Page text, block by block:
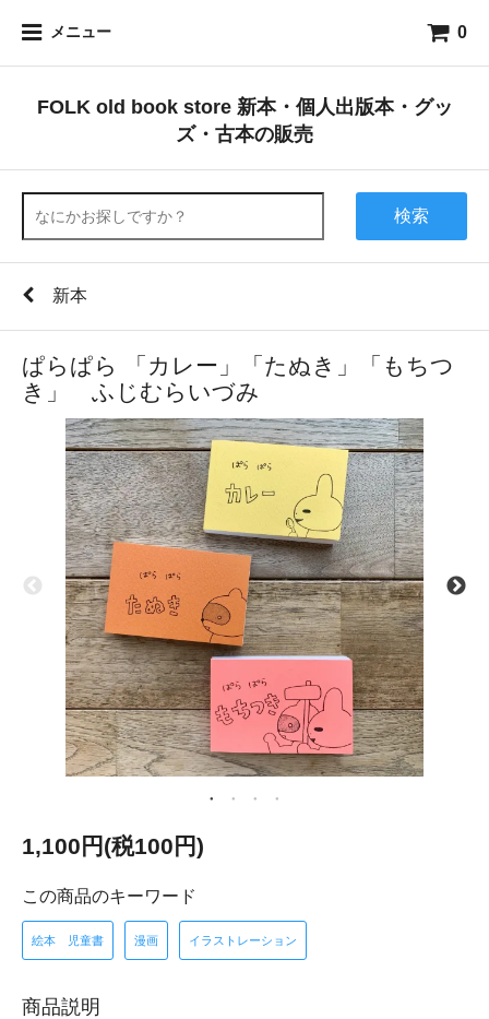
メニュー 0
FOLK old book store 新本・個人出版本・グッ
ズ・古本の販売
検索
新本
ぱらぱら 「カレー」「たぬき」「もちつ
き」 ふじむらいづみ
1,100円(税100円)
この商品のキーワード
絵本 児童書 漫画 イラストレーション
商品説明